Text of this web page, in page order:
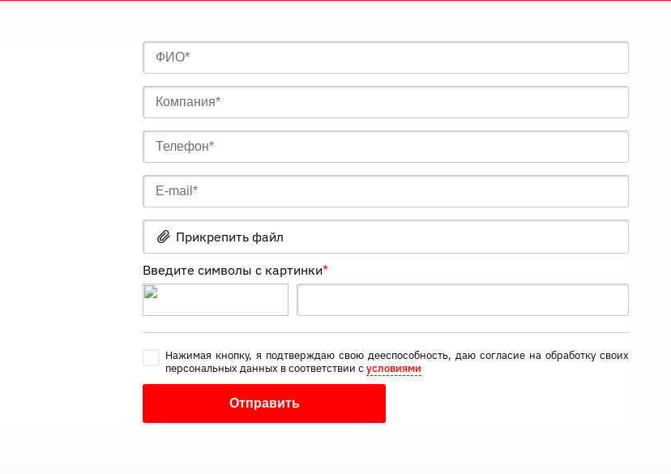
Прикрепить файл
Введите символы с картинки*
Нажимая кнопку, я подтверждаю свою дееспособность, даю согласие на обработку своих
персональных данных в соответствии с условиями